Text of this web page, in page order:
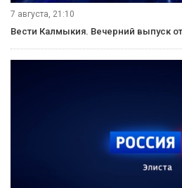
7 августа, 21:10
Вести Калмыкия. Вечерний выпуск от